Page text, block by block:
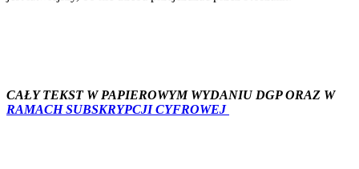
Kariera
Transport
Aktualności
Drogi
CAŁY TEKST W PAPIEROWYM WYDANIU DGP ORAZ W
RAMACH SUBSKRYPCJI CYFROWEJ